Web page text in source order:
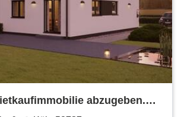
abzugeben.